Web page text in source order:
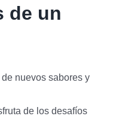
de un
nuevos sabores y
de los desafíos